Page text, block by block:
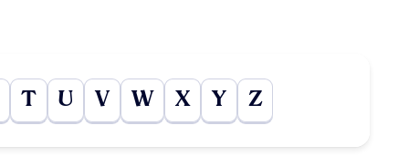
T U V W X Y Z